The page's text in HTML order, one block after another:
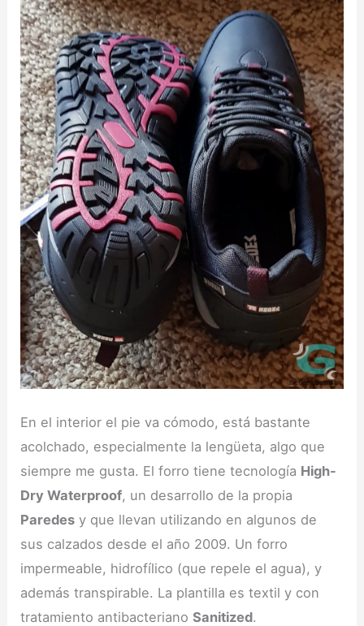
En el interior el pie va cómodo, está bastante
acolchado, especialmente la lengüeta, algo que
siempre me gusta. El forro tiene tecnología High-
Dry Waterproof, un desarrollo de la propia
Paredes y que llevan utilizando en algunos de
sus calzados desde el año 2009. Un forro
impermeable, hidrofílico (que repele el agua), y
además transpirable. La plantilla es textil y con
tratamiento antibacterianoSanitized.